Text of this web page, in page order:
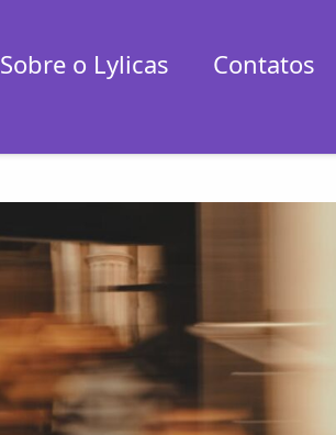
Sobre o Lylicas Contatos